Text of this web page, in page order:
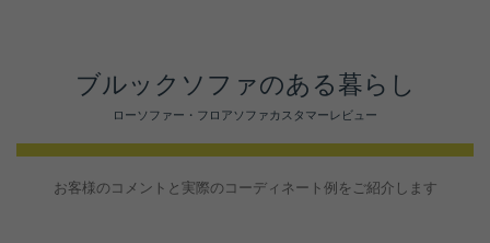
ブルックソファのある暮らし
ローソファー・フロアソファカスタマーレビュー
お客様のコメントと実際のコーディネート例をご紹介します